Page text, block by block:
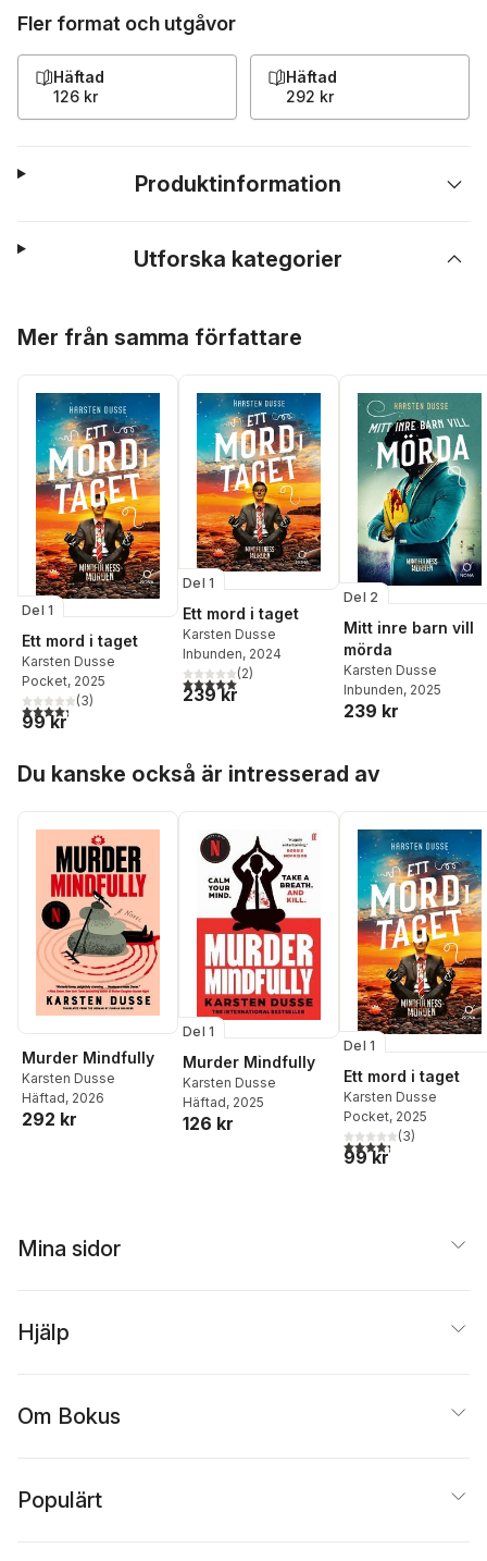
Fler format och utgåvor
Häftad
126 kr
Häftad
292 kr
Produktinformation
Utforska kategorier
Mer från samma författare
Del 1
Ett mord i taget
Karsten Dusse
Pocket, 2025
4,3utav 5 stjärnor. Totalt antal röster:
(3)
99 kr
Del 1
Ett mord i taget
Karsten Dusse
Inbunden, 2024
5,0utav 5 stjärnor. Totalt antal röster:
(2)
239 kr
Del 2
Mitt inre barn vill
mörda
Karsten Dusse
Inbunden, 2025
239 kr
Du kanske också är intresserad av
Murder Mindfully
Karsten Dusse
Häftad, 2026
292 kr
Del 1
Murder Mindfully
Karsten Dusse
Häftad, 2025
126 kr
Del 1
Ett mord i taget
Karsten Dusse
Pocket, 2025
4,3utav 5 stjärnor.
(3)
99 kr
Mina sidor
Hjälp
Om Bokus
Populärt